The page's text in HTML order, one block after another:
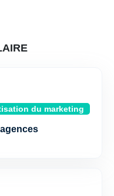
du marketing